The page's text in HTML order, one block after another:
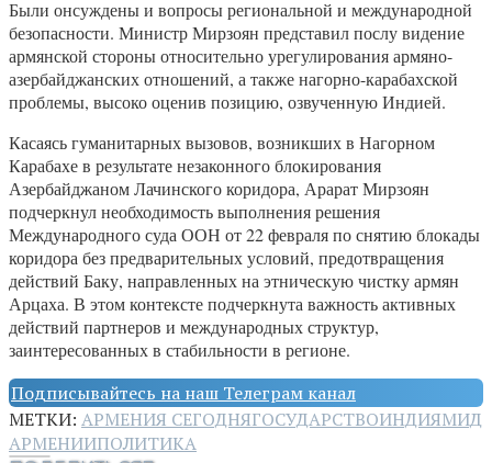
Были онсуждены и вопросы региональной и международной
безопасности. Министр Мирзоян представил послу видение
армянской стороны относительно урегулирования армяно-
азербайджанских отношений, а также нагорно-карабахской
проблемы, высоко оценив позицию, озвученную Индией.
Касаясь гуманитарных вызовов, возникших в Нагорном
Карабахе в результате незаконного блокирования
Азербайджаном Лачинского коридора, Арарат Мирзоян
подчеркнул необходимость выполнения решения
Международного суда ООН от 22 февраля по снятию блокады
коридора без предварительных условий, предотвращения
действий Баку, направленных на этническую чистку армян
Арцаха. В этом контексте подчеркнута важность активных
действий партнеров и международных структур,
заинтересованных в стабильности в регионе.
Подписывайтесь на наш Телеграм канал
МЕТКИ: АРМЕНИЯ СЕГОДНЯГОСУДАРСТВОИНДИЯМИД
АРМЕНИИПОЛИТИКА